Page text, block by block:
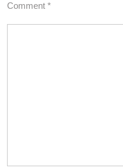
Comment *